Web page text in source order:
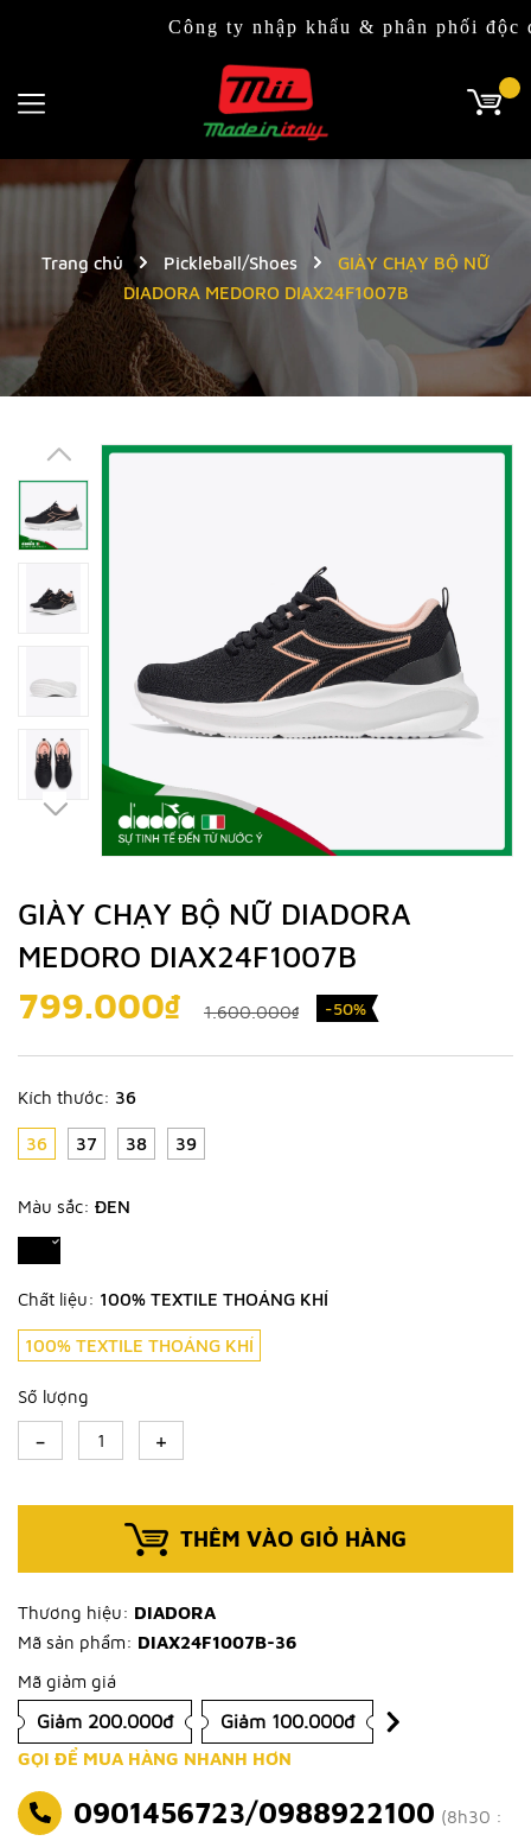
Công ty nhập khẩu & phân phối độc
Trang chủ Pickleball/Shoes
GIÀY CHẠY BỘ NỮ
DIADORA MEDORO DIAX24F1007B
GIÀY CHẠY BỘ NỮ DIADORA
MEDORO DIAX24F1007B
799.000₫ 1.600.000₫ -50%
Kích thước: 36
36 37 38 39
Màu sắc: ĐEN
Chất liệu: 100% TEXTILE THOÁNG KHÍ
100% TEXTILE THOÁNG KHÍ
Số lượng
- +
THÊM VÀO GIỎ HÀNG
Thương hiệu: DIADORA
Mã sản phẩm: DIAX24F1007B-36
Mã giảm giá
Giảm 200.000đ Giảm 100.000đ
GỌI ĐỂ MUA HÀNG NHANH HƠN
0901456723/0988922100 (8h30 :